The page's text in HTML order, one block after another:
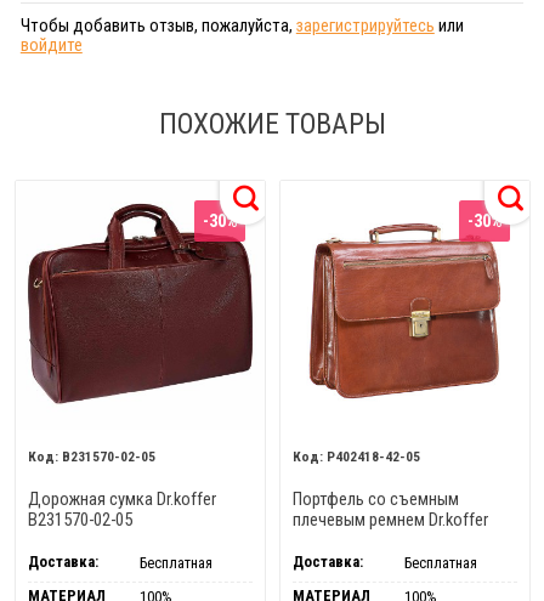
Чтобы добавить отзыв, пожалуйста, зарегистрируйтесь или
войдите
ПОХОЖИЕ ТОВАРЫ
-30%
B231570-02-05
Дорожная сумка Dr.koffer
B231570-02-05
Доставка:
Бесплатная
МАТЕРИАЛ
100%
-30%
Р402418-42-05
Портфель со съемным
плечевым ремнем Dr.koffer
Доставка:
Бесплатная
МАТЕРИАЛ
100%